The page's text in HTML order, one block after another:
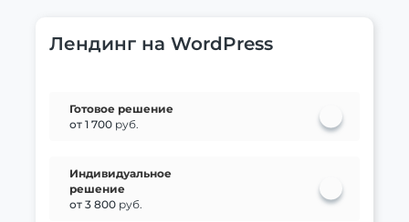
Лендинг на WordPress
Готовое решение
от 1 700 руб.
Индивидуальное
решение
от 3 800 руб.